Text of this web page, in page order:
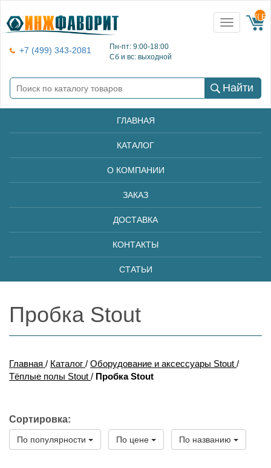
+7 (499) 343-2081
Пн-пт: 9:00-18:00
Сб и вс: выходной
Toggle
navigation
{{
Найти
ГЛАВНАЯ
КАТАЛОГ
О КОМПАНИИ
ЗАКАЗ
ДОСТАВКА
КОНТАКТЫ
СТАТЬИ
Пробка Stout
Главная / Каталог / Оборудование и аксессуары Stout /
Тёплые полы Stout / Пробка Stout
Сортировка:
По популярности По цене По названию